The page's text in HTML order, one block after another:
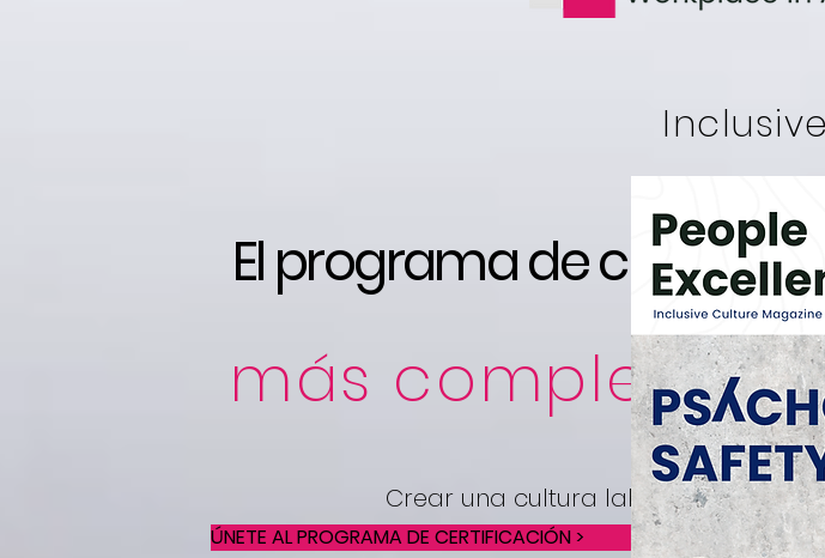
El programa de cultura
más completo
Crear una cultura laboral inclusiva
ÚNETE AL PROGRAMA DE CERTIFICACIÓN >